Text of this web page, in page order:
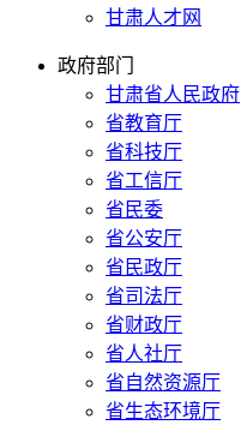
甘肃人才网
政府部门
甘肃省人民政府
省教育厅
省科技厅
省工信厅
省民委
省公安厅
省民政厅
省司法厅
省财政厅
省人社厅
省自然资源厅
省生态环境厅